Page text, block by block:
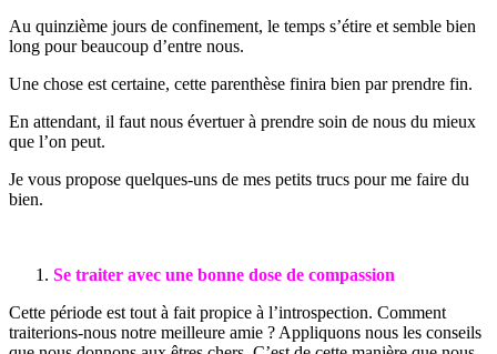
Au quinzième jours de confinement, le temps s’étire et semble bien
long pour beaucoup d’entre nous.
Une chose est certaine, cette parenthèse finira bien par prendre fin.
En attendant, il faut nous évertuer à prendre soin de nous du mieux
que l’on peut.
Je vous propose quelques-uns de mes petits trucs pour me faire du
bien.
Se traiter avec une bonne dose de compassion
Cette période est tout à fait propice à l’introspection. Comment
traiterions-nous notre meilleure amie ? Appliquons nous les conseils